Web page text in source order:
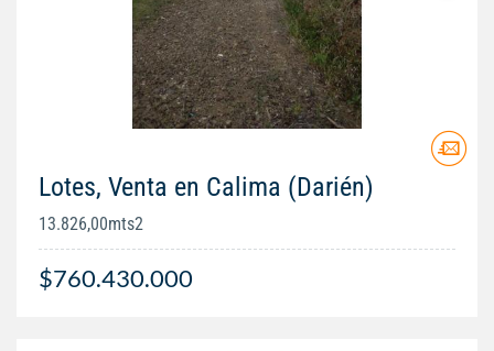
Lotes, Venta en Calima (Darién)
13.826,00mts2
$760.430.000